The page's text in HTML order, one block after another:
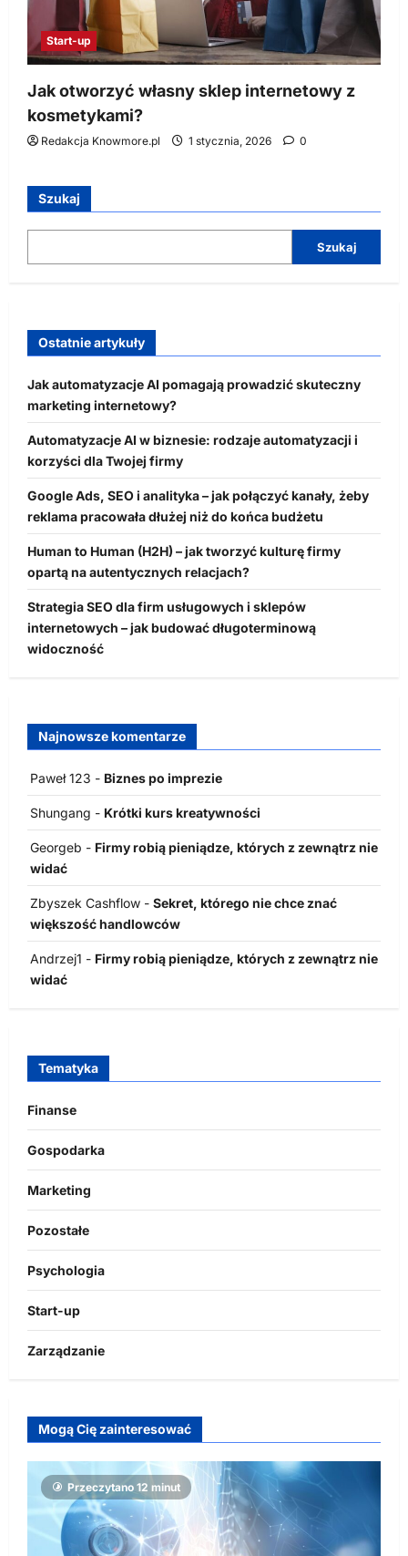
Start-up
Jak otworzyć własny sklep internetowy z
kosmetykami?
Redakcja Knowmore.pl 1 stycznia, 2026 0
Szukaj
Szukaj
Ostatnie artykuły
Jak automatyzacje AI pomagają prowadzić skuteczny
marketing internetowy?
Automatyzacje AI w biznesie: rodzaje automatyzacji i
korzyści dla Twojej firmy
Google Ads, SEO i analityka – jak połączyć kanały, żeby
reklama pracowała dłużej niż do końca budżetu
Human to Human (H2H) – jak tworzyć kulturę firmy
opartą na autentycznych relacjach?
Strategia SEO dla firm usługowych i sklepów
internetowych – jak budować długoterminową
widoczność
Najnowsze komentarze
Paweł 123 - Biznes po imprezie
Shungang - Krótki kurs kreatywności
Georgeb - Firmy robią pieniądze, których z zewnątrz nie
widać
Zbyszek Cashflow - Sekret, którego nie chce znać
większość handlowców
Andrzej1 - Firmy robią pieniądze, których z zewnątrz nie
widać
Tematyka
Finanse
Gospodarka
Marketing
Pozostałe
Psychologia
Start-up
Zarządzanie
Mogą Cię zainteresować
Przeczytano 12 minut